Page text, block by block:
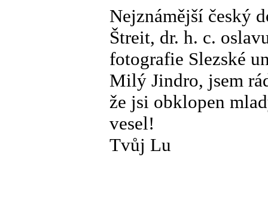
Nejznámější český
Štreit, dr. h. c.
fotografie Slezské
Milý Jindro, jsem
že jsi obklopen
vesel!
Tvůj Lu